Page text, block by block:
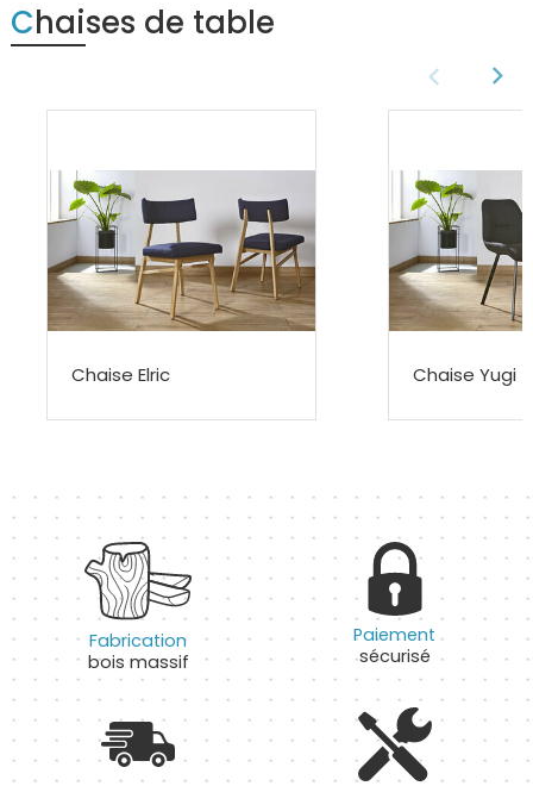
Chaises de table
Chaise Elric Chaise Yugi
Fabrication
bois massif
Paiement
sécurisé